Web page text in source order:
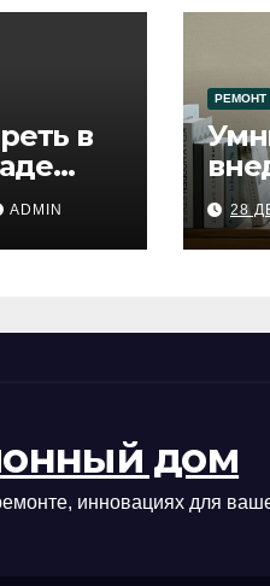
в
по
ADMIN
РЕМОНТ
28
дом
инновациях для